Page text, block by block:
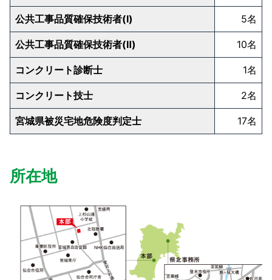
公共工事品質確保技術者(Ⅰ) 5名
公共工事品質確保技術者(Ⅱ) 10名
コンクリート診断士 1名
コンクリート技士 2名
宮城県被災宅地危険度判定士 17名
所在地